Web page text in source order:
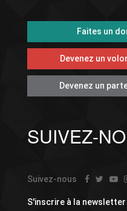
Faites un
Devenez un
Devenez un
SUIVEZ-
Suivez-nous
S'inscrire à la newsletter